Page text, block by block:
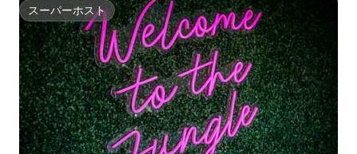
スーパーホスト
スーパーホスト